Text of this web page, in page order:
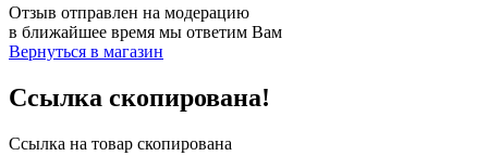
Отзыв отправлен на модерацию
в ближайшее время мы ответим Вам
Вернуться в магазин
Ссылка скопирована!
Ссылка на товар скопирована